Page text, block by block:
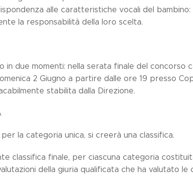
alle caratteristiche vocali del
la responsabilità della loro scelta.
due momenti: nella serata finale del concorso
2 Giugno a partire dalle ore 19 presso
stabilita dalla Direzione.
la categoria unica, si creerà una classifica.
classifica finale, per ciascuna categoria
della giuria qualificata che ha valutato